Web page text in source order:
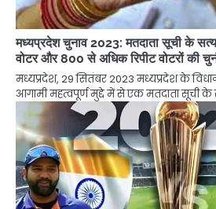
मध्यप्रदेश चुनाव 2023: मतदाता सूची के
वोटर और 800 से अधिक रिपीट वोटरों की
मध्यप्रदेश, 29 सितंबर 2023 मध्यप्रदेश के
आगामी महत्वपूर्ण मुद्दे में से एक मतदाता सूची के